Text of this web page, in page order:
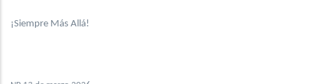
¡Siempre Más Allá!